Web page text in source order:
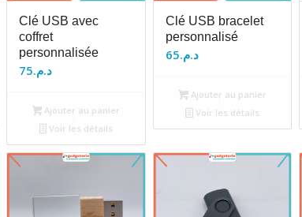
Clé USB avec
coffret
personnalisée
د.م.75
Ajouter au panier
Voir les détails
Clé USB bracelet
personnalisé
د.م.65
Ajouter au panier
Voir les détails